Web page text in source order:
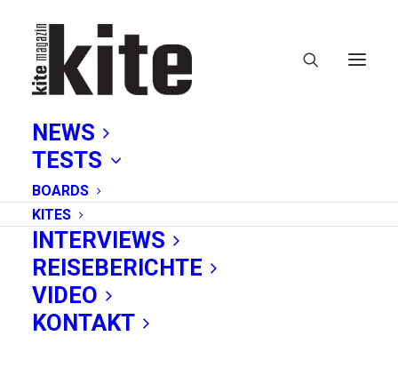
NEWS
TESTS
BOARDS
KITES
INTERVIEWS
REISEBERICHTE
VIDEO
KONTAKT
Norwegen